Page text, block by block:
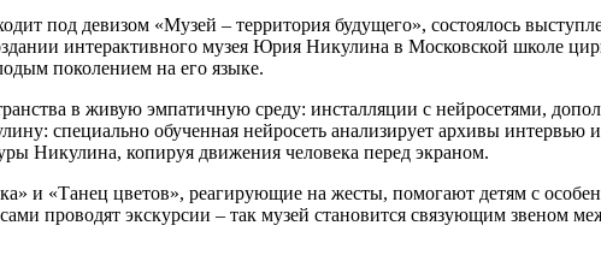
под девизом «Музей – территория будущего», состоялось
интерактивного музея Юрия Никулина в Московской школе
поколением на его языке.
в живую эмпатичную среду: инсталляции с нейросетями,
специально обученная нейросеть анализирует архивы интервью и
Никулина, копируя движения человека перед экраном.
и «Танец цветов», реагирующие на жесты, помогают детям с
проводят экскурсии – так музей становится связующим звеном